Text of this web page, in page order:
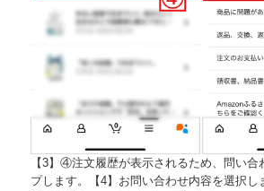
【3】④注文履歴が表示されるため、問い合
プします。【4】お問い合わせ内容を選択し